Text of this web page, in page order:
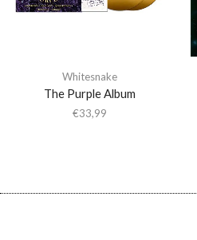
Whitesnake
The Purple Album
€33,99